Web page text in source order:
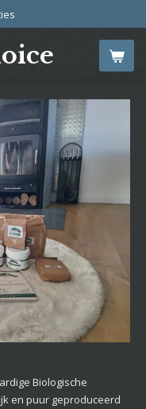
Biologische
en puur geproduceerd